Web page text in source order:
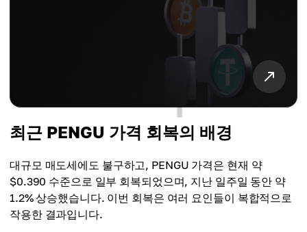
최근 PENGU 가격 회복의 배경
대규모 매도세에도 불구하고, PENGU 가격은 현재 약
$0.390 수준으로 일부 회복되었으며, 지난 일주일 동안 약
1.2% 상승했습니다. 이번 회복은 여러 요인들이 복합적으로
작용한 결과입니다.